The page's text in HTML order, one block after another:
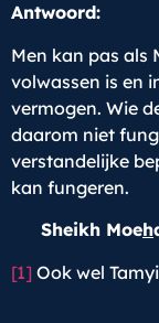
Antwoord:
Men kan pas als
volwassen is en
vermogen. Wie
daarom niet
verstandelijke
kan fungeren.
Sheikh Moeh
[1] Ook wel